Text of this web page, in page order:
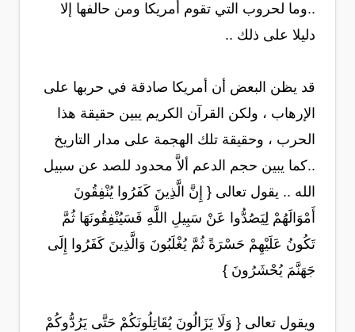
..وما لحروب التي تقوم أمريكا ومن حالفها إلا
دليلا على ذلك ..
قد يظن البعض أن أمريكا صادقة في حربها على
الإرهاب ، ولكن القرآن الكريم يبين حقيقة هذا
الحرب ، وحقيقة تلك الهجمة على مدار التاريخ
..كما يبين حجم الدعم ألاَّ محدود للصد عن سبيل
الله .. يقول تعالى { إِنَّ الَّذِينَ كَفَرُوا يُنْفِقُونَ
أَمْوَالَهُمْ لِيَصُدُّوا عَنْ سَبِيلِ اللَّهِ فَسَيُنْفِقُونَهَا ثُمَّ
تَكُونُ عَلَيْهِمْ حَسْرَةً ثُمَّ يُغْلَبُونَ وَالَّذِينَ كَفَرُوا إِلَى
جَهَنَّمَ يُحْشَرُونَ }
ويقول تعالى { وَلَا يَزَالُونَ يُقَاتِلُونَكُمْ حَتَّى يَرُدُّوكُمْ